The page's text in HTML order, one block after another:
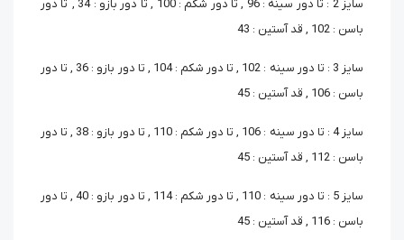
سایز 2 : تا دور سینه : 96 , تا دور شکم : 100 , تا دور بازو : 34 , تا دور
باسن : 102 , قد آستین : 43
سایز 3 : تا دور سینه : 102 , تا دور شکم : 104 , تا دور بازو : 36 , تا دور
باسن : 106 , قد آستین : 45
سایز 4 : تا دور سینه : 106 , تا دور شکم : 110 , تا دور بازو : 38 , تا دور
باسن : 112 , قد آستین : 45
سایز 5 : تا دور سینه : 110 , تا دور شکم : 114 , تا دور بازو : 40 , تا دور
باسن : 116 , قد آستین : 45